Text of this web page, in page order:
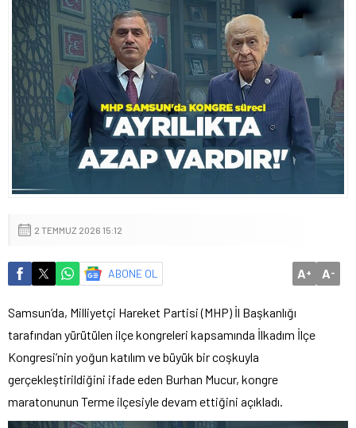
2 TEMMUZ 2026 15:12
ABONE OL A+ A-
Samsun’da, Milliyetçi Hareket Partisi (MHP) İl Başkanlığı
tarafından yürütülen ilçe kongreleri kapsamında İlkadım İlçe
Kongresi’nin yoğun katılım ve büyük bir coşkuyla
gerçekleştirildiğini ifade eden Burhan Mucur, kongre
maratonunun Terme ilçesiyle devam ettiğini açıkladı.